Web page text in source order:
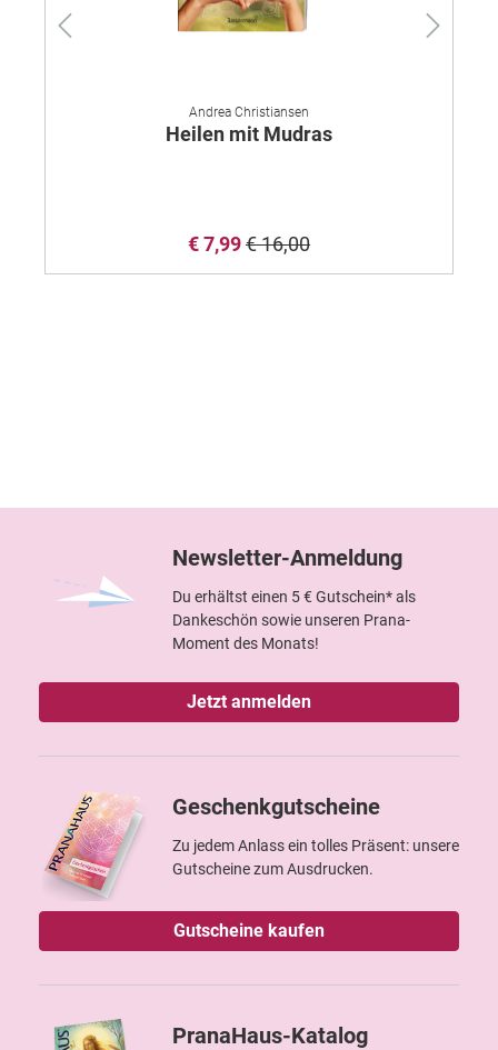
Andrea Christiansen
Heilen mit Mudras
€ 7,99€ 16,00
Newsletter-Anmeldung
Du erhältst einen 5 € Gutschein* als
Dankeschön sowie unseren Prana-
Moment des Monats!
Jetzt anmelden
Geschenkgutscheine
Zu jedem Anlass ein tolles Präsent: unsere
Gutscheine zum Ausdrucken.
Gutscheine kaufen
PranaHaus-Katalog